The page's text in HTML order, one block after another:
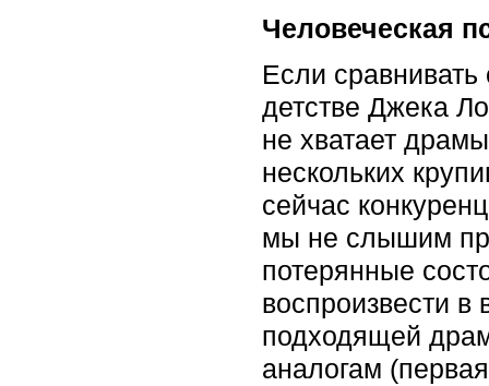
Человеческая
Если
детстве Джека
не хватает
нескольких
сейчас
мы не слышим
потерянные
воспроизвести в
подходящей
аналогам